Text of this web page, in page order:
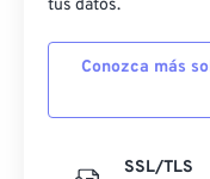
tus datos.
Conozca más
SSL/TLS